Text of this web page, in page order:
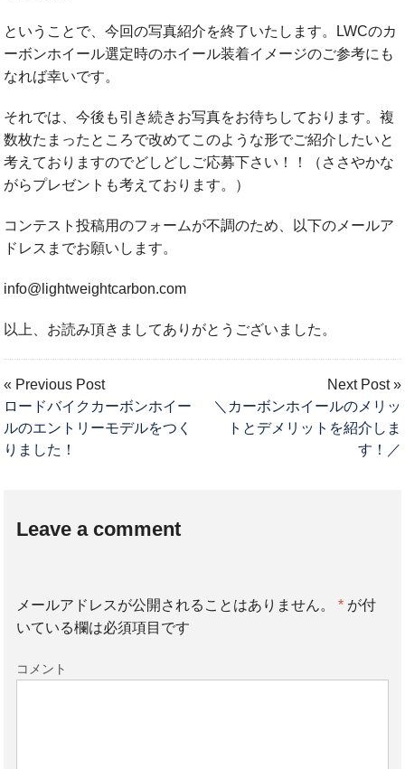
ということで、今回の写真紹介を終了いたします。LWCのカ
ーボンホイール選定時のホイール装着イメージのご参考にも
なれば幸いです。
それでは、今後も引き続きお写真をお待ちしております。複
数枚たまったところで改めてこのような形でご紹介したいと
考えておりますのでどしどしご応募下さい！！（ささやかな
がらプレゼントも考えております。）
コンテスト投稿用のフォームが不調のため、以下のメールア
ドレスまでお願いします。
info@lightweightcarbon.com
以上、お読み頂きましてありがとうございました。
« Previous Post
ロードバイクカーボンホイー
ルのエントリーモデルをつく
りました！
Next Post »
＼カーボンホイールのメリッ
トとデメリットを紹介しま
す！／
Leave a comment
メールアドレスが公開されることはありません。 *が付
いている欄は必須項目です
コメント